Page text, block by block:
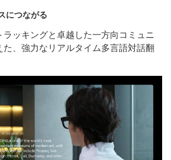
につながる
ラッキングと卓越した一方向コミュニ
、強力なリアルタイム多言語対話翻